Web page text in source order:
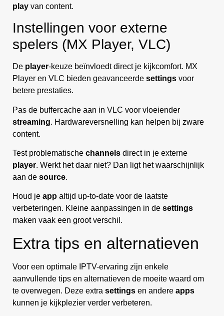
play van content.
Instellingen voor externe
spelers (MX Player, VLC)
De player-keuze beïnvloedt direct je kijkcomfort. MX
Player en VLC bieden geavanceerde settings voor
betere prestaties.
Pas de buffercache aan in VLC voor vloeiender
streaming. Hardwareversnelling kan helpen bij zware
content.
Test problematische channels direct in je externe
player. Werkt het daar niet? Dan ligt het waarschijnlijk
aan de source.
Houd je app altijd up-to-date voor de laatste
verbeteringen. Kleine aanpassingen in de settings
maken vaak een groot verschil.
Extra tips en alternatieven
Voor een optimale IPTV-ervaring zijn enkele
aanvullende tips en alternatieven de moeite waard om
te overwegen. Deze extra settings en andere apps
kunnen je kijkplezier verder verbeteren.